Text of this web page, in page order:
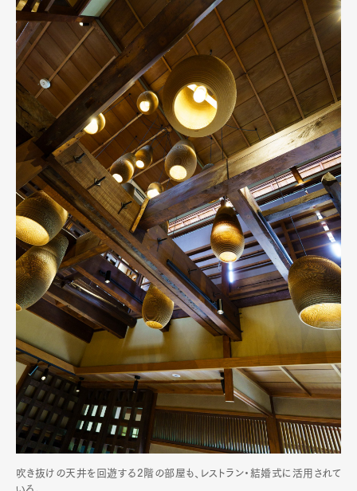
吹き抜けの天井を回遊する2階の部屋も、レストラン・結婚式に活用されて
いる。